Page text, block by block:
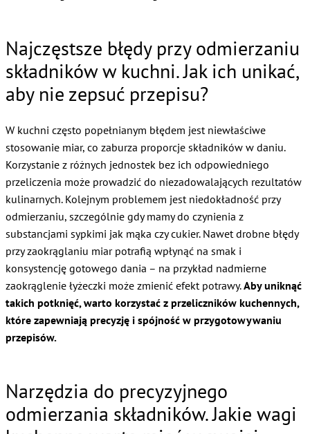
Najczęstsze błędy przy odmierzaniu
składników w kuchni. Jak ich unikać,
aby nie zepsuć przepisu?
W kuchni często popełnianym błędem jest niewłaściwe
stosowanie miar, co zaburza proporcje składników w daniu.
Korzystanie z różnych jednostek bez ich odpowiedniego
przeliczenia może prowadzić do niezadowalających rezultatów
kulinarnych. Kolejnym problemem jest niedokładność przy
odmierzaniu, szczególnie gdy mamy do czynienia z
substancjami sypkimi jak mąka czy cukier. Nawet drobne błędy
przy zaokrąglaniu miar potrafią wpłynąć na smak i
konsystencję gotowego dania – na przykład nadmierne
zaokrąglenie łyżeczki może zmienić efekt potrawy.Aby uniknąć
takich potknięć, warto korzystać z przeliczników kuchennych,
które zapewniają precyzję i spójność w przygotowywaniu
przepisów.
Narzędzia do precyzyjnego
odmierzania składników. Jakie wagi